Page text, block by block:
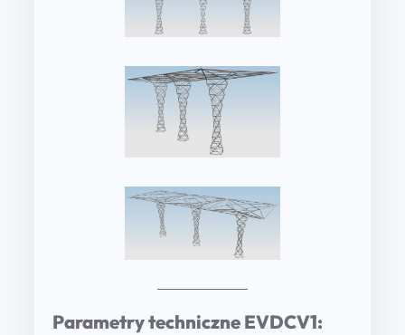
Parametry techniczne EVDCV1: